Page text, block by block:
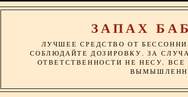
ЗАПАХ
ЛУЧШЕЕ СРЕДСТВО ОТ
СОБЛЮДАЙТЕ ДОЗИРОВКУ. ЗА
ОТВЕТСТВЕННОСТИ НЕ НЕСУ.